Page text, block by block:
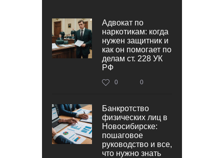
Адвокат по
наркотикам: когда
нужен защитник и
как он помогает по
делам ст. 228 УК
РФ
0 0
Банкротство
физических лиц в
Новосибирске:
пошаговое
руководство и все,
что нужно знать